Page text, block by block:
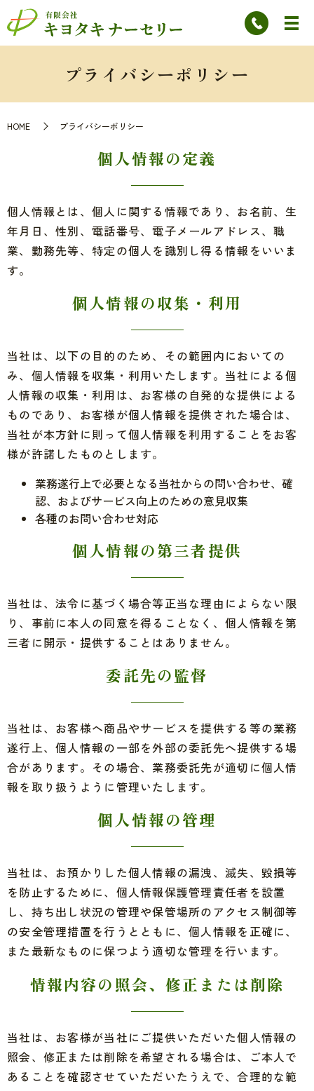
プライバシーポリシー
HOME プライバシーポリシー
個人情報の定義
個人情報とは、個人に関する情報であり、お名前、生
年月日、性別、電話番号、電子メールアドレス、職
業、勤務先等、特定の個人を識別し得る情報をいいま
す。
個人情報の収集・利用
当社は、以下の目的のため、その範囲内においての
み、個人情報を収集・利用いたします。当社による個
人情報の収集・利用は、お客様の自発的な提供による
ものであり、お客様が個人情報を提供された場合は、
当社が本方針に則って個人情報を利用することをお客
様が許諾したものとします。
業務遂行上で必要となる当社からの問い合わせ、確
認、およびサービス向上のための意見収集
各種のお問い合わせ対応
個人情報の第三者提供
当社は、法令に基づく場合等正当な理由によらない限
り、事前に本人の同意を得ることなく、個人情報を第
三者に開示・提供することはありません。
委託先の監督
当社は、お客様へ商品やサービスを提供する等の業務
遂行上、個人情報の一部を外部の委託先へ提供する場
合があります。その場合、業務委託先が適切に個人情
報を取り扱うように管理いたします。
個人情報の管理
当社は、お預かりした個人情報の漏洩、滅失、毀損等
を防止するために、個人情報保護管理責任者を設置
し、持ち出し状況の管理や保管場所のアクセス制御等
の安全管理措置を行うとともに、個人情報を正確に、
また最新なものに保つよう適切な管理を行います。
情報内容の照会、修正または削除
当社は、お客様が当社にご提供いただいた個人情報の
照会、修正または削除を希望される場合は、ご本人で
あることを確認させていただいたうえで、合理的な範